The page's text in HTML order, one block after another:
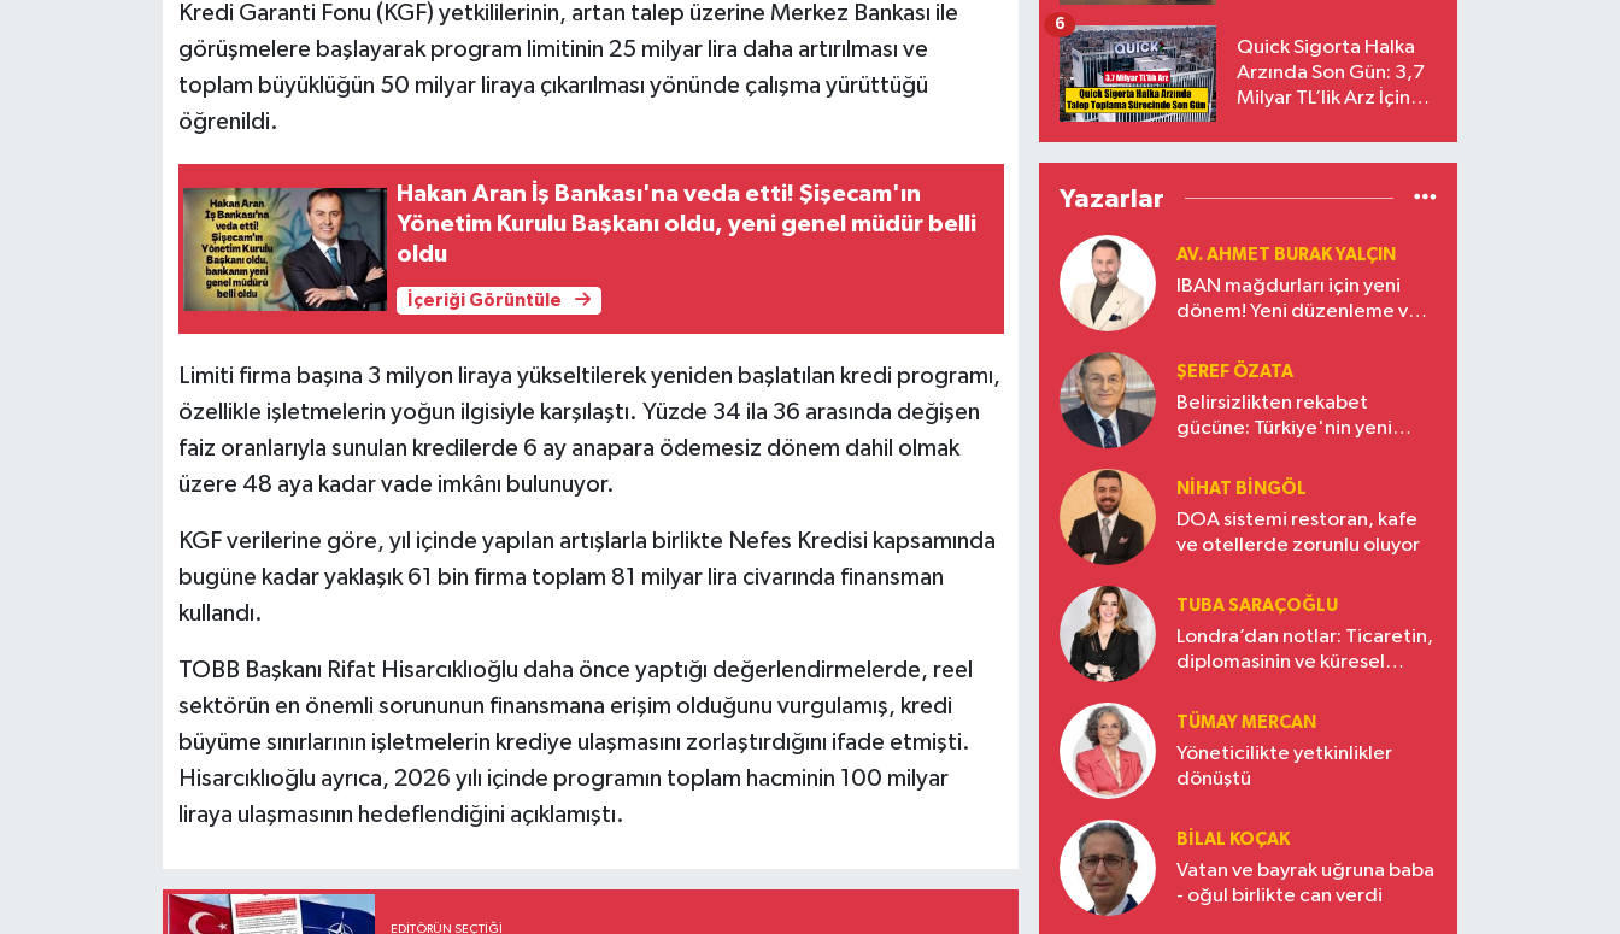
Kredi Garanti Fonu (KGF) yetkililerinin, artan talep üzerine Merkez Bankası ile
görüşmelere başlayarak program limitinin 25 milyar lira daha artırılması ve
toplam büyüklüğün 50 milyar liraya çıkarılması yönünde çalışma yürüttüğü
öğrenildi.
Hakan Aran İş Bankası'na veda etti! Şişecam'ın
Yönetim Kurulu Başkanı oldu, yeni genel müdür belli
oldu
İçeriği Görüntüle
Limiti firma başına 3 milyon liraya yükseltilerek yeniden başlatılan kredi programı,
özellikle işletmelerin yoğun ilgisiyle karşılaştı. Yüzde 34 ila 36 arasında değişen
faiz oranlarıyla sunulan kredilerde 6 ay anapara ödemesiz dönem dahil olmak
üzere 48 aya kadar vade imkânı bulunuyor.
KGF verilerine göre, yıl içinde yapılan artışlarla birlikte Nefes Kredisi kapsamında
bugüne kadar yaklaşık 61 bin firma toplam 81 milyar lira civarında finansman
kullandı.
TOBB Başkanı Rifat Hisarcıklıoğlu daha önce yaptığı değerlendirmelerde, reel
sektörün en önemli sorununun finansmana erişim olduğunu vurgulamış, kredi
büyüme sınırlarının işletmelerin krediye ulaşmasını zorlaştırdığını ifade etmişti.
Hisarcıklıoğlu ayrıca, 2026 yılı içinde programın toplam hacminin 100 milyar
liraya ulaşmasının hedeflendiğini açıklamıştı.
EDITÖRÜN SEÇTIĞI
Quick Sigorta Halka
Arzında Son Gün: 3,7
Milyar TL’lik Arz İçin
Eriyor
6
Yazarlar
AV. AHMET BURAK YALÇIN
IBAN mağdurları için yeni
dönem! Yeni düzenleme ve
ŞEREF ÖZATA
Belirsizlikten rekabet
gücüne: Türkiye'nin yeni
NIHAT BINGÖL
DOA sistemi restoran, kafe
ve otellerde zorunlu oluyor
TUBA SARAÇOĞLU
Londra’dan notlar: Ticaretin,
diplomasinin ve küresel
Türkiye’nin yükselen gücü
TÜMAY MERCAN
Yöneticilikte yetkinlikler
dönüştü
BILAL KOÇAK
Vatan ve bayrak uğruna baba
- oğul birlikte can verdi